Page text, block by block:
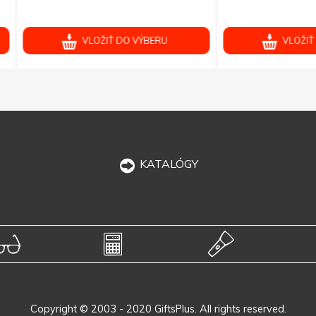
VLOŽIŤ DO VÝBERU VLOŽIŤ DO VÝBERU
KATALÓGY
Copyright © 2003 - 2020 GiftsPlus. All rights reserved.